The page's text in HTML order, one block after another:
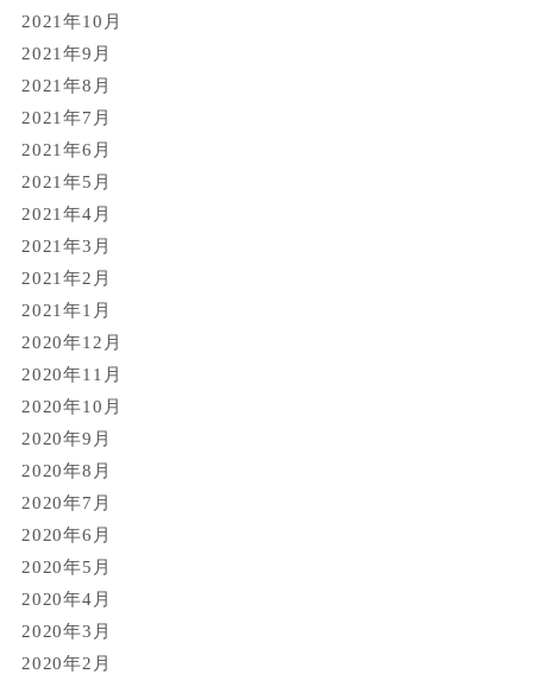
2021年10月
2021年9月
2021年8月
2021年7月
2021年6月
2021年5月
2021年4月
2021年3月
2021年2月
2021年1月
2020年12月
2020年11月
2020年10月
2020年9月
2020年8月
2020年7月
2020年6月
2020年5月
2020年4月
2020年3月
2020年2月